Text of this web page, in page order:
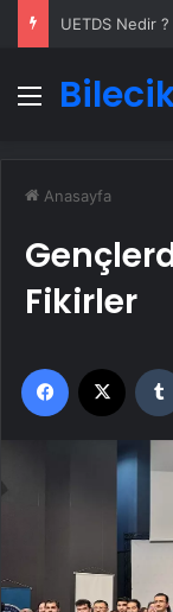
Menü
Anasayfa
Fikirler
Facebook